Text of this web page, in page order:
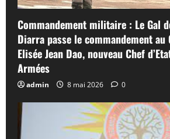
Commandement militaire : Le Gal
Diarra passe le commandement
Elisée Jean Dao, nouveau Chef
Armées
admin 8 mai 2026 0